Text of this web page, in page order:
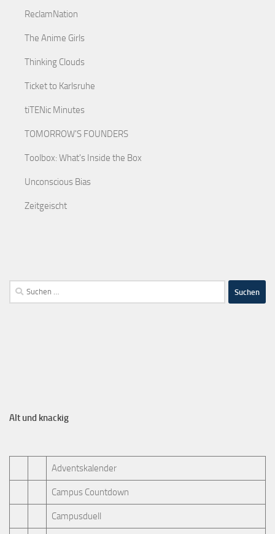
ReclamNation
The Anime Girls
Thinking Clouds
Ticket to Karlsruhe
tiTENic Minutes
TOMORROW'S FOUNDERS
Toolbox: What's Inside the Box
Unconscious Bias
Zeitgeischt
Alt und knackig
Adventskalender
Campus Countdown
Campusduell